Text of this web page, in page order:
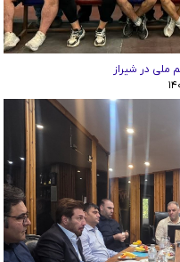
ملی در شیراز